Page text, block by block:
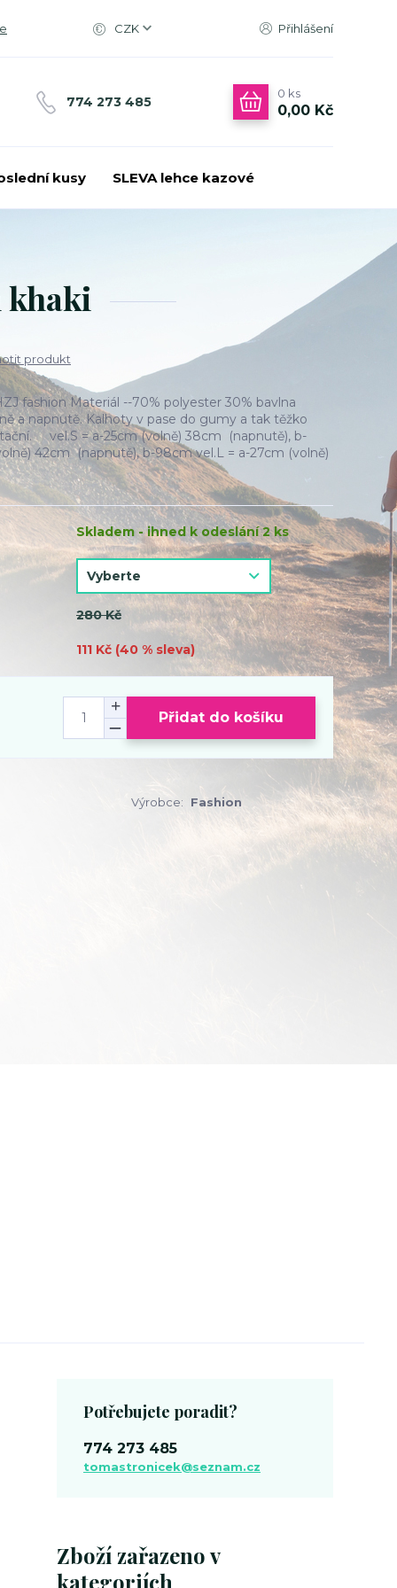
CZK Přihlášení
774 273 485
0 ks
0,00 Kč
kusy SLEVA lehce kazové
khaki
produkt
fashion Materiál --70% polyester 30% bavlna
a napnutě. Kalhoty v pase do gumy a tak těžko
vel.S = a-25cm (volně) 38cm (napnutě), b-
42cm (napnutě), b-98cm vel.L = a-27cm (volně)
Skladem - ihned k odeslání 2 ks
280 Kč
111 Kč (40 % sleva)
Přidat do košíku
Výrobce:
Fashion
Zboží zařazeno v
kategoriích
Potřebujete poradit?
774 273 485
tomastronicek@seznam.cz